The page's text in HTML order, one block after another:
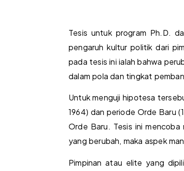
Tesis untuk program Ph.D.
pengaruh kultur politik dari
pada tesis ini ialah bahwa
dalam pola dan tingkat
Untuk menguji hipotesa
1964) dan periode Orde Baru
Orde Baru. Tesis ini
yang berubah, maka aspek
Pimpinan atau elite yang